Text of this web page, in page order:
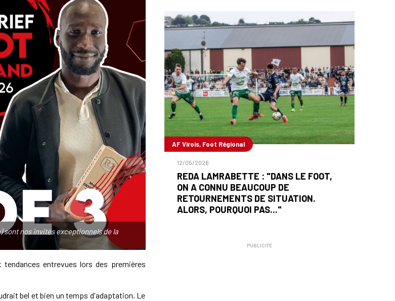
sont nos invités exceptionnels de la
entrevues lors des premières
bel et bien un temps d'adaptation. Le
AF Virois, Foot Régional
12/05/2026
REDA LAMRABETTE : "DANS LE FOOT,
ON A CONNU BEAUCOUP DE
RETOURNEMENTS DE SITUATION.
ALORS, POURQUOI PAS..."
PUBLICITÉ